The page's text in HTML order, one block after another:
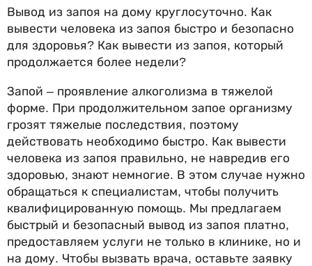
Вывод из запоя на дому круглосуточно. Как
вывести человека из запоя быстро и безопасно
для здоровья? Как вывести из запоя, который
продолжается более недели?
Запой – проявление алкоголизма в тяжелой
форме. При продолжительном запое организму
грозят тяжелые последствия, поэтому
действовать необходимо быстро. Как вывести
человека из запоя правильно, не навредив его
здоровью, знают немногие. В этом случае нужно
обращаться к специалистам, чтобы получить
квалифицированную помощь. Мы предлагаем
быстрый и безопасный вывод из запоя платно,
предоставляем услуги не только в клинике, но и
на дому. Чтобы вызвать врача, оставьте заявку